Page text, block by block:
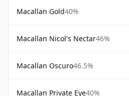
Macallan Gold40%
Macallan Nicol's Nectar46%
Macallan Oscuro46.5%
Macallan Private Eye40%